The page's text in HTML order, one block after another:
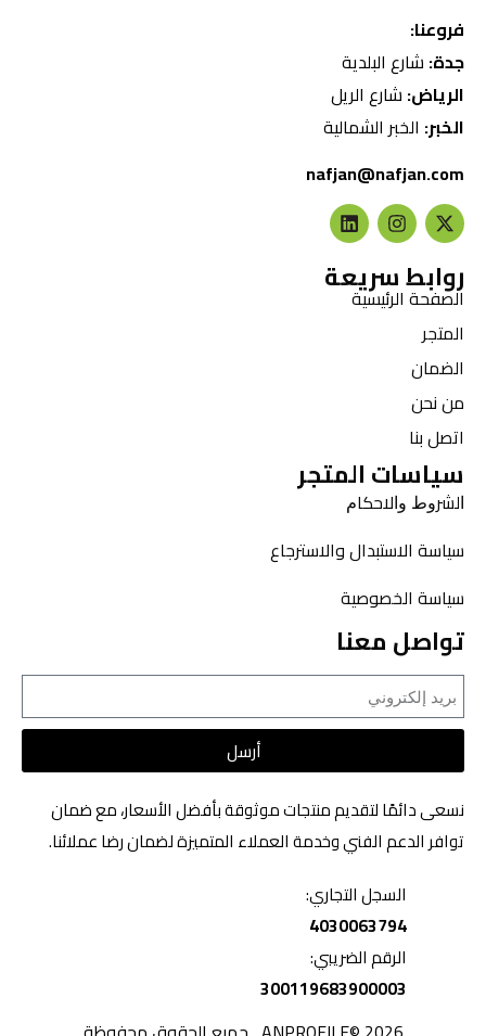
فروعنا:
جدة: شارع البلدية
الرياض: شارع الريل
الخبر: الخبر الشمالية
nafjan@nafjan.com
روابط سريعة
الصفحة الرئيسية
المتجر
الضمان
من نحن
اتصل بنا
سياسات المتجر
ﺍﻟﺸﺮﻭﻁ ﻭﺍﻻﺣﻜﺎﻡ
سياسة الاستبدال والاسترجاع
سياسة الخصوصية
تواصل معنا
أرسل
نسعى دائمًا لتقديم منتجات موثوقة بأفضل الأسعار، مع ضمان
توافر الدعم الفني وخدمة العملاء المتميزة لضمان رضا عملائنا.
السجل التجاري:
4030063794
الرقم الضريبي:
300119683900003